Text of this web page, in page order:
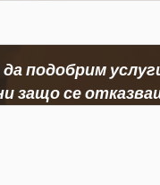
подобрим
защо се